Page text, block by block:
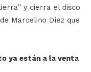
y cierra el disco
Marcelino Díez que
ya están a la venta